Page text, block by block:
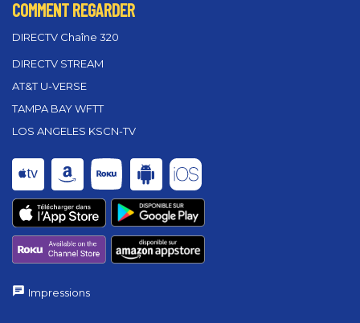
COMMENT REGARDER
DIRECTV Chaîne 320
DIRECTV STREAM
AT&T U-VERSE
TAMPA BAY WFTT
LOS ANGELES KSCN-TV
Impressions